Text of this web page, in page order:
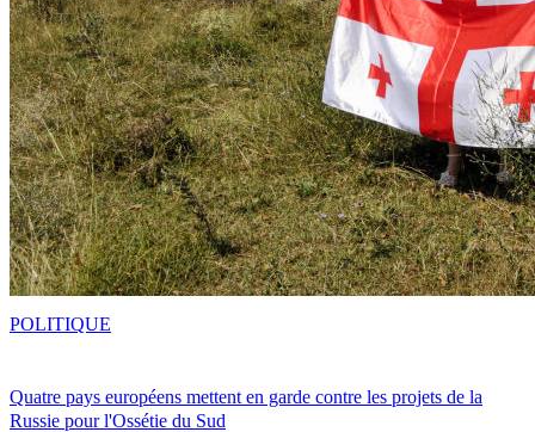
Quatre pays européens mettent en garde contre les projets de la
Russie pour l'Ossétie du Sud
POLITIQUE